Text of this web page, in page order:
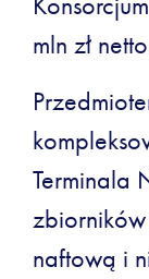
mln zł
Terminala
naftową i